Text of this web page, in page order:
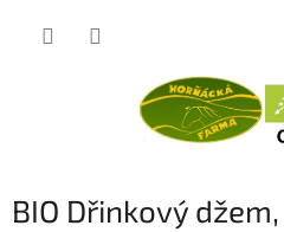
BIO Dřinkový